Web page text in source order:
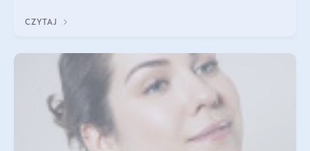
problemem.
CZYTAJ